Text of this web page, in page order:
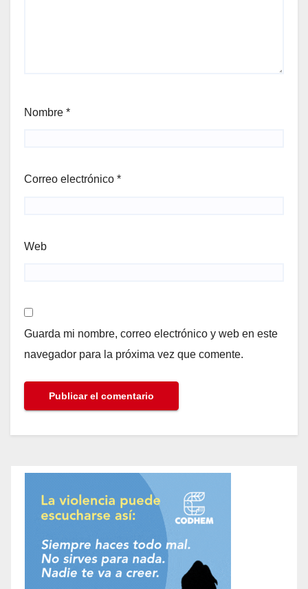
Nombre *
Correo electrónico *
Web
Guarda mi nombre, correo electrónico y web en este
navegador para la próxima vez que comente.